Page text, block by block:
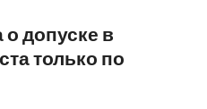
допуске в
только по